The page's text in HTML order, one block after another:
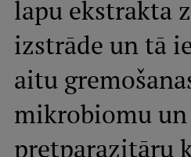
Mobile
galvenā
izvēlne
Studiju iespējas
lapu ekstrakta
izstrāde un tā
aitu
mikrobiomu un
pretparazitāru